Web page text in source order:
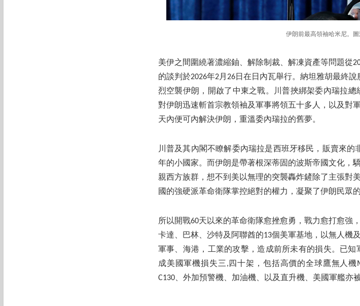
伊朗前最高領袖哈米尼。
美伊之間圍繞著濃縮鈾、解除制裁、解凍資產等問題從
的談判於2026年2月26日在日內瓦舉行。納坦雅胡最終
烈空襲伊朗，開啟了中東之戰。川普挾綁架委內瑞拉總
對伊朗迅速斬首宗教領袖及軍事將領五十多人，以及對
天內便可內解決伊朗，重溫委內瑞拉的舊夢。
川普及其內閣不瞭解委內瑞拉是西班牙移民，販賣來
年的小國家。而伊朗是帶著根深蒂固的波斯帝國文化，
親西方族群，想不到美以無理的突襲轟炸鏟除了主張對
國的強硬派革命衛隊掌控絕對的權力，凝聚了伊朗民眾
所以開戰60天以來的革命衛隊愈挫愈勇，戰力愈打愈強
卡達、巴林、沙特及阿聯酋的13個美軍基地，以無人機
軍事、海港，工業的攻擊，造成前所未有的損失。已
成美國軍機損失三,四十架，包括高價的全球鷹無人機
C130、外加預警機、加油機、以及直升機、美國軍艦亦